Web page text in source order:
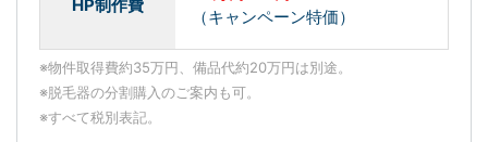
HP制作費
（キャンペーン特価）
※物件取得費約35万円、備品代約20万円は別途。
※脱毛器の分割購入のご案内も可。
※すべて税別表記。